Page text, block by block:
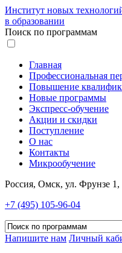
Институт новых
в образовании
Поиск по программам
Главная
Профессиональная
Повышение
Новые программы
Экспресс-обучение
Акции и скидки
Поступление
О нас
Контакты
Микрообучение
Россия, Омск, ул. Фрунзе 1,
+7 (495) 105-96-04
Напишите нам Личный